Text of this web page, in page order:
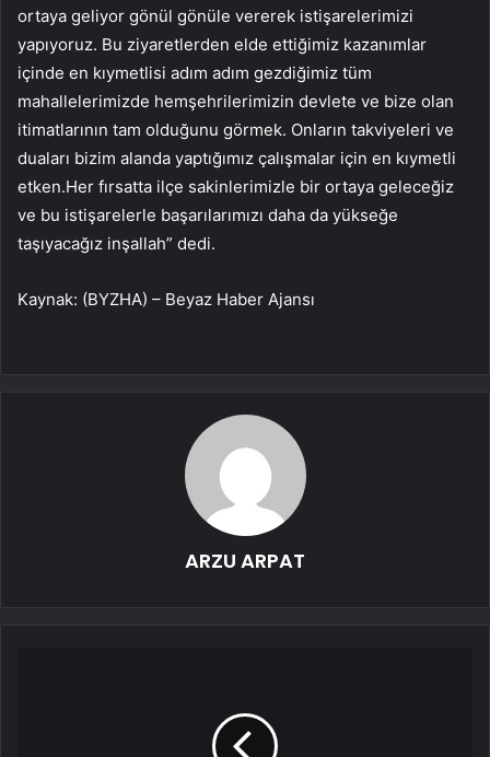
ortaya geliyor gönül gönüle vererek istişarelerimizi
yapıyoruz. Bu ziyaretlerden elde ettiğimiz kazanımlar
içinde en kıymetlisi adım adım gezdiğimiz tüm
mahallelerimizde hemşehrilerimizin devlete ve bize olan
itimatlarının tam olduğunu görmek. Onların takviyeleri ve
duaları bizim alanda yaptığımız çalışmalar için en kıymetli
etken.Her fırsatta ilçe sakinlerimizle bir ortaya geleceğiz
ve bu istişarelerle başarılarımızı daha da yükseğe
taşıyacağız inşallah” dedi.
Kaynak: (BYZHA) – Beyaz Haber Ajansı
ARZU ARPAT